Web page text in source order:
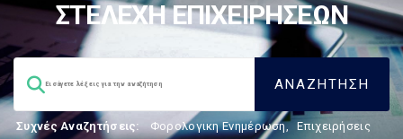
ΣΤΕΛΕΧΗ ΕΠΙΧΕΙΡΗΣΕΩΝ
Συχνές Αναζητήσεις: Φορολογικη Ενημέρωση, Επιχειρήσεις